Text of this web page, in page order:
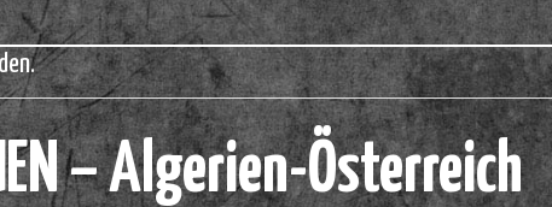
– Algerien-Österreich